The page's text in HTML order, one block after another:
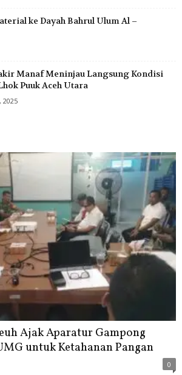
ke Dayah Bahrul Ulum Al –
Manaf Meninjau Langsung Kondisi
Puuk Aceh Utara
2025
Ajak Aparatur Gampong
untuk Ketahanan Pangan
0